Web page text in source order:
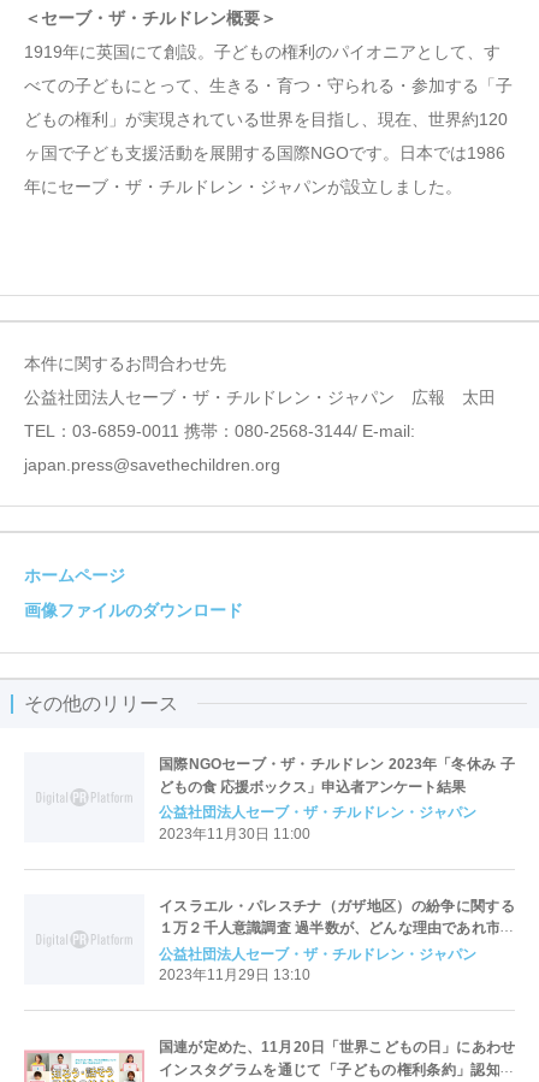
＜セーブ・ザ・チルドレン概要＞
1919年に英国にて創設。子どもの権利のパイオニアとして、す
べての子どもにとって、生きる・育つ・守られる・参加する「子
どもの権利」が実現されている世界を目指し、現在、世界約120
ヶ国で子ども支援活動を展開する国際NGOです。日本では1986
年にセーブ・ザ・チルドレン・ジャパンが設立しました。
本件に関するお問合わせ先
公益社団法人セーブ・ザ・チルドレン・ジャパン 広報 太田
TEL：03-6859-0011 携帯：080-2568-3144/ E-mail:
japan.press@savethechildren.org
ホームページ
画像ファイルのダウンロード
その他のリリース
国際NGOセーブ・ザ・チルドレン 2023年「冬休み 子
どもの食 応援ボックス」申込者アンケート結果
公益社団法人セーブ・ザ・チルドレン・ジャパン
2023年11月30日 11:00
イスラエル・パレスチナ（ガザ地区）の紛争に関する
１万２千人意識調査 過半数が、どんな理由であれ市民
を紛争に巻き込むことに反対 日本政府に対して「一刻
も早い停戦に向けた外交努力」を期待
公益社団法人セーブ・ザ・チルドレン・ジャパン
2023年11月29日 13:10
国連が定めた、11月20日「世界こどもの日」にあわせ
インスタグラムを通じて「子どもの権利条約」認知促